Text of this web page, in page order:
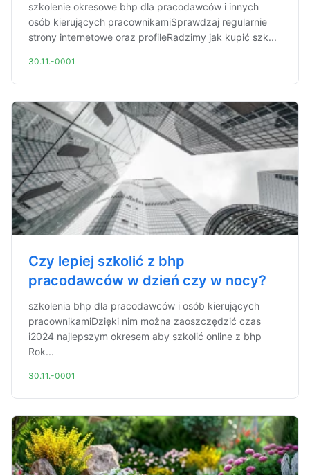
szkolenie okresowe bhp dla pracodawców i innych
osób kierujących pracownikamiSprawdzaj regularnie
strony internetowe oraz profileRadzimy jak kupić szk...
30.11.-0001
Czy lepiej szkolić z bhp
pracodawców w dzień czy w nocy?
szkolenia bhp dla pracodawców i osób kierujących
pracownikamiDzięki nim można zaoszczędzić czas
i2024 najlepszym okresem aby szkolić online z bhp
Rok...
30.11.-0001